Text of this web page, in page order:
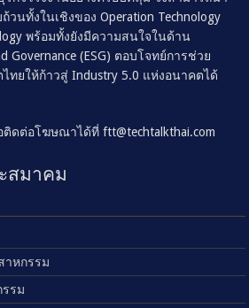
วนทั้งในเชิงของ Operation Technology
พร้อมทั้งยังมีความสนใจในด้าน
Governance (ESG) ตอบโจทย์การช่วย
ทยให้ก้าวสู่ Industry 5.0 แห่งอนาคตได้
ติดต่อโฆษณาได้ที่ftt@techtalkthai.com
สมาคม
าหกรรม
รม